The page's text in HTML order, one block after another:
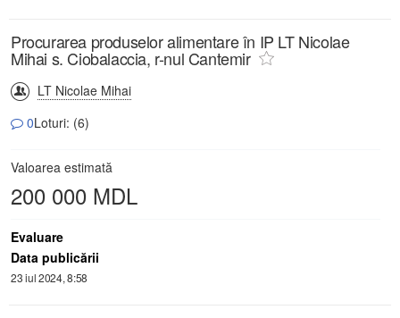
Procurarea produselor alimentare în IP LT Nicolae
Mihai s. Ciobalaccia, r-nul Cantemir
LT Nicolae Mihai
0Loturi: (6)
Valoarea estimată
200 000 MDL
Evaluare
Data publicării
23 iul 2024, 8:58